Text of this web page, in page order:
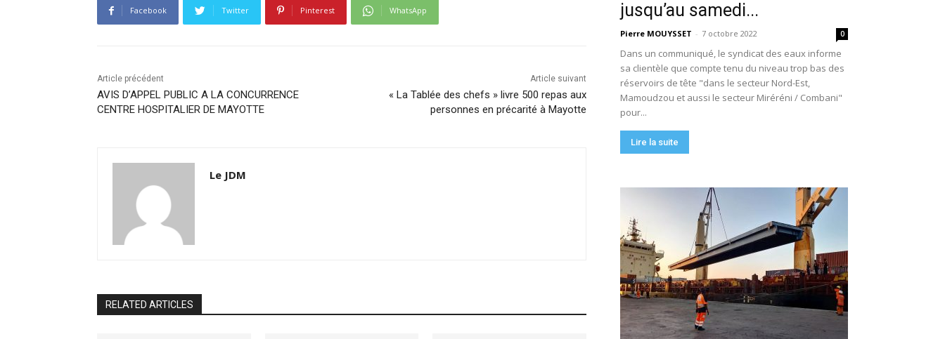
Facebook Twitter Pinterest WhatsApp
Article précédent
AVIS D’APPEL PUBLIC A LA CONCURRENCE
CENTRE HOSPITALIER DE MAYOTTE
Article suivant
« La Tablée des chefs » livre 500 repas aux
personnes en précarité à Mayotte
Le JDM
RELATED ARTICLES
jusqu’au samedi...
Pierre MOUYSSET - 7 octobre 2022 0
Dans un communiqué, le syndicat des eaux informe
sa clientèle que compte tenu du niveau trop bas des
réservoirs de tête "dans le secteur Nord-Est,
Mamoudzou et aussi le secteur Miréréni / Combani"
pour...
Lire la suite